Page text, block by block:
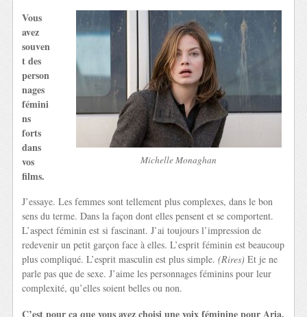
Michelle Monaghan
Vous
avez
souven
t des
person
nages
fémini
ns
forts
dans
vos
films.
J’essaye. Les femmes sont tellement plus complexes, dans le bon
sens du terme. Dans la façon dont elles pensent et se comportent.
L’aspect féminin est si fascinant. J’ai toujours l’impression de
redevenir un petit garçon face à elles. L’esprit féminin est beaucoup
plus compliqué. L’esprit masculin est plus simple.(Rires) Et je ne
parle pas que de sexe. J’aime les personnages féminins pour leur
complexité, qu’elles soient belles ou non.
C’est pour ça que vous avez choisi une voix féminine pour Aria,